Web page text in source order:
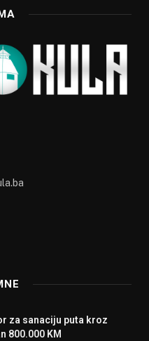
za sanaciju puta kroz
800.000 KM